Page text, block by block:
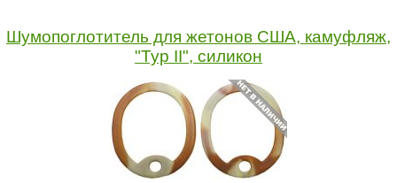
Шумопоглотитель для жетонов США, камуфляж,
"Typ II", силикон